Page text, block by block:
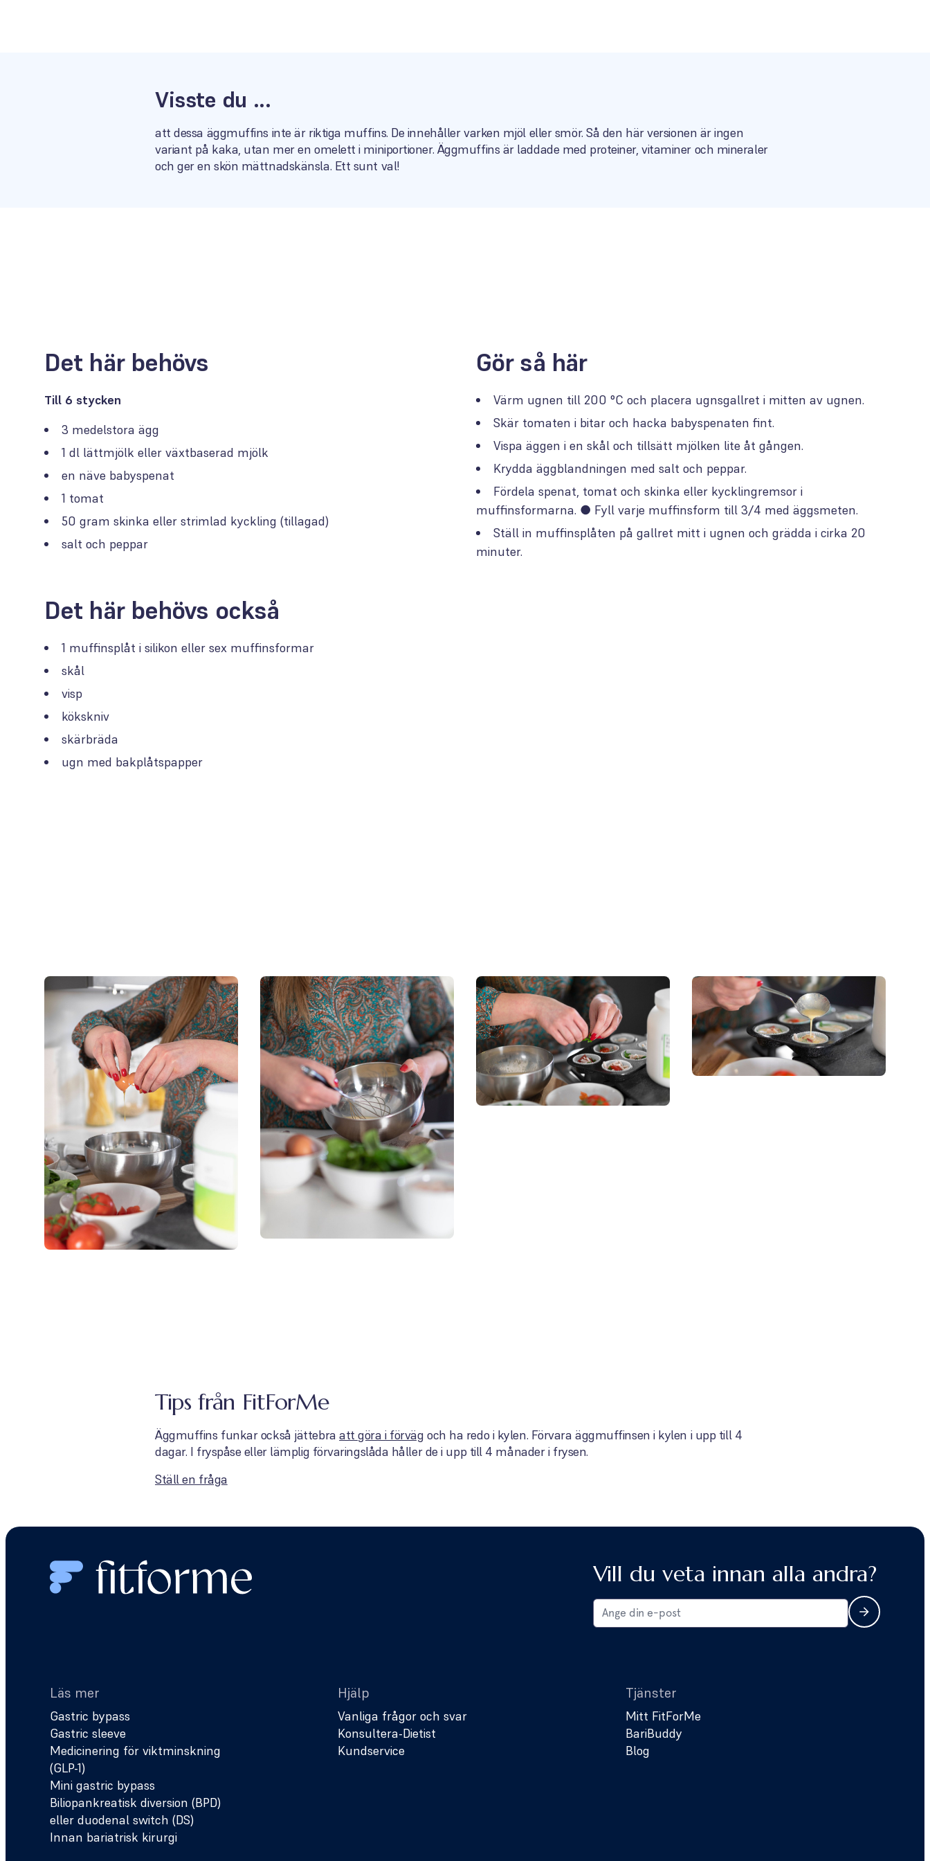
Visste du ...
att dessa äggmuffins inte är riktiga muffins. De innehåller varken mjöl eller smör. Så den här versionen är ingen
variant på kaka, utan mer en omelett i miniportioner. Äggmuffins är laddade med proteiner, vitaminer och mineraler
och ger en skön mättnadskänsla. Ett sunt val!
Det här behövs
Till 6 stycken
3 medelstora ägg
1 dl lättmjölk eller växtbaserad mjölk
en näve babyspenat
1 tomat
50 gram skinka eller strimlad kyckling (tillagad)
salt och peppar
Det här behövs också
1 muffinsplåt i silikon eller sex muffinsformar
skål
visp
kökskniv
skärbräda
ugn med bakplåtspapper
Gör så här
Värm ugnen till 200 °C och placera ugnsgallret i mitten av ugnen.
Skär tomaten i bitar och hacka babyspenaten fint.
Vispa äggen i en skål och tillsätt mjölken lite åt gången.
Krydda äggblandningen med salt och peppar.
Fördela spenat, tomat och skinka eller kycklingremsor i
muffinsformarna. ● Fyll varje muffinsform till 3/4 med äggsmeten.
Ställ in muffinsplåten på gallret mitt i ugnen och grädda i cirka 20
minuter.
Tips från FitForMe
Äggmuffins funkar också jättebraatt göra i förväg och ha redo i kylen. Förvara äggmuffinsen i kylen i upp till 4
dagar. I fryspåse eller lämplig förvaringslåda håller de i upp till 4 månader i frysen.
Ställ en fråga
Vill du veta innan alla andra?
Läs mer
Gastric bypass
Gastric sleeve
Medicinering för viktminskning
(GLP-1)
Mini gastric bypass
Biliopankreatisk diversion (BPD)
eller duodenal switch (DS)
Innan bariatrisk kirurgi
Hjälp
Vanliga frågor och svar
Konsultera-Dietist
Kundservice
Tjänster
Mitt FitForMe
BariBuddy
Blog